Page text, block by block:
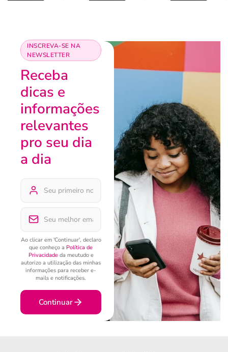
INSCREVA-SE NA
NEWSLETTER
Receba
dicas e
informações
relevantes
pro seu dia
a dia
Ao clicar em 'Continuar', declaro
que conheço a Política de
Privacidadeda meutudo e
autorizo a utilização das minhas
informações para receber e-
mails e notificações.
Continuar